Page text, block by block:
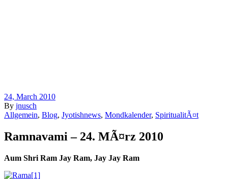
24, March 2010
By jnusch
Allgemein, Blog, Jyotishnews, Mondkalender, SpiritualitÃ¤t
Ramnavami – 24. MÃ¤rz 2010
Aum Shri Ram Jay Ram, Jay Jay Ram